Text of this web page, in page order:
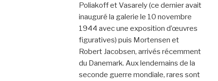
Poliakoff et Vasarely (ce dernier avait
inauguré la galerie le 10 novembre
1944 avec une exposition d’œuvres
figuratives) puis Mortensen et
Robert Jacobsen, arrivés récemment
du Danemark. Aux lendemains de la
seconde guerre mondiale, rares sont